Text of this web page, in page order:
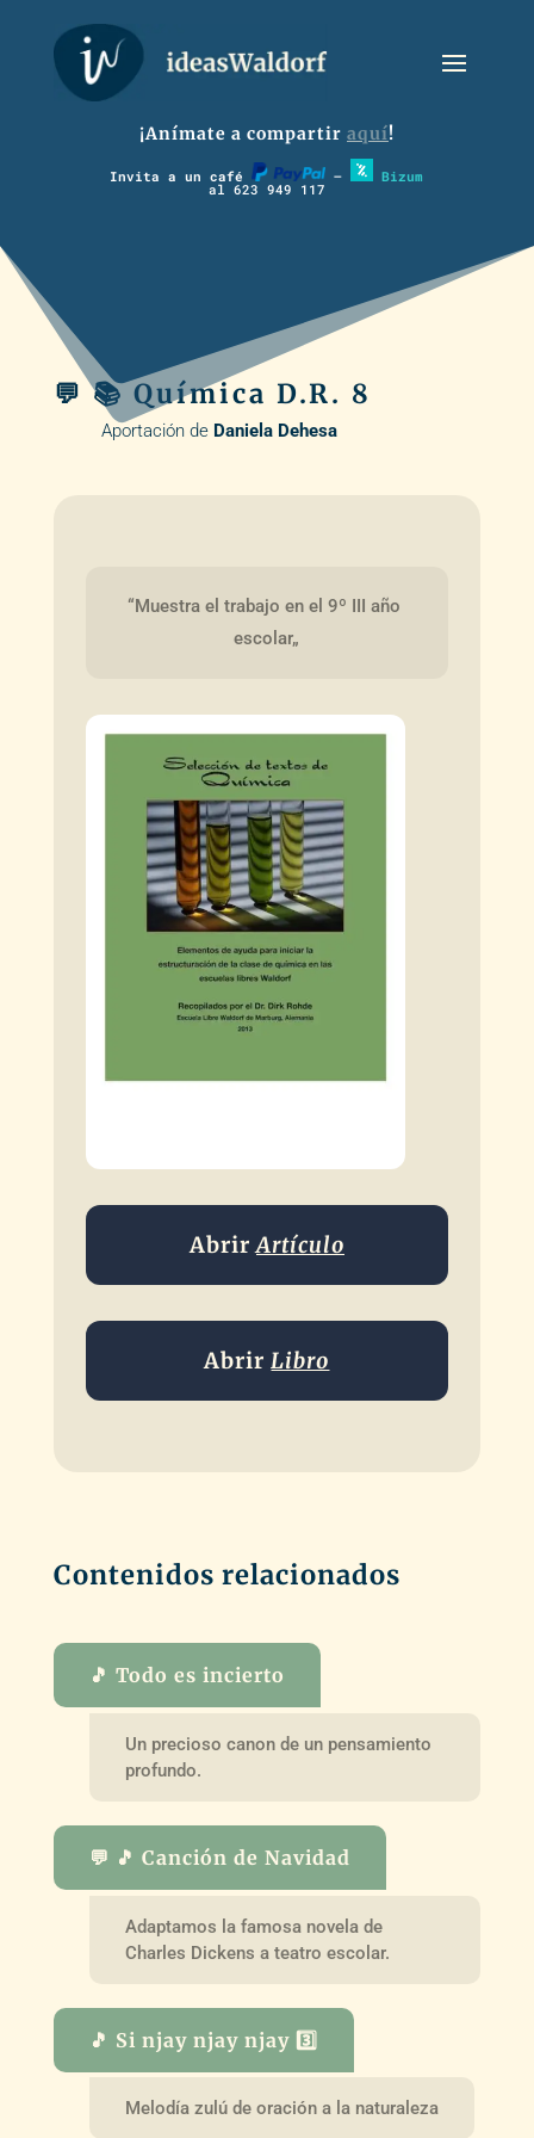
¡Anímate a compartir aquí!
Invita a un café – Bizum
al 623 949 117
💬 📚 Química D.R. 8
Aportación de Daniela Dehesa
“Muestra el trabajo en el 9º III año
escolar„
AbrirArtículo
AbrirLibro
Contenidos relacionados
🎵 Todo es incierto
Un precioso canon de un pensamiento
profundo.
💬 🎵 Canción de Navidad
Adaptamos la famosa novela de
Charles Dickens a teatro escolar.
🎵 Si njay njay njay 3️⃣
Melodía zulú de oración a la naturaleza